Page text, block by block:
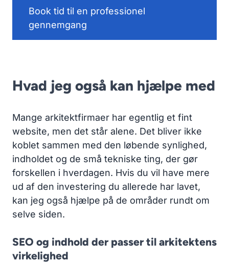
Book tid til en professionel
gennemgang
Hvad jeg også kan hjælpe med
Mange arkitektfirmaer har egentlig et fint
website, men det står alene. Det bliver ikke
koblet sammen med den løbende synlighed,
indholdet og de små tekniske ting, der gør
forskellen i hverdagen. Hvis du vil have mere
ud af den investering du allerede har lavet,
kan jeg også hjælpe på de områder rundt om
selve siden.
SEO og indhold der passer til arkitektens
virkelighed